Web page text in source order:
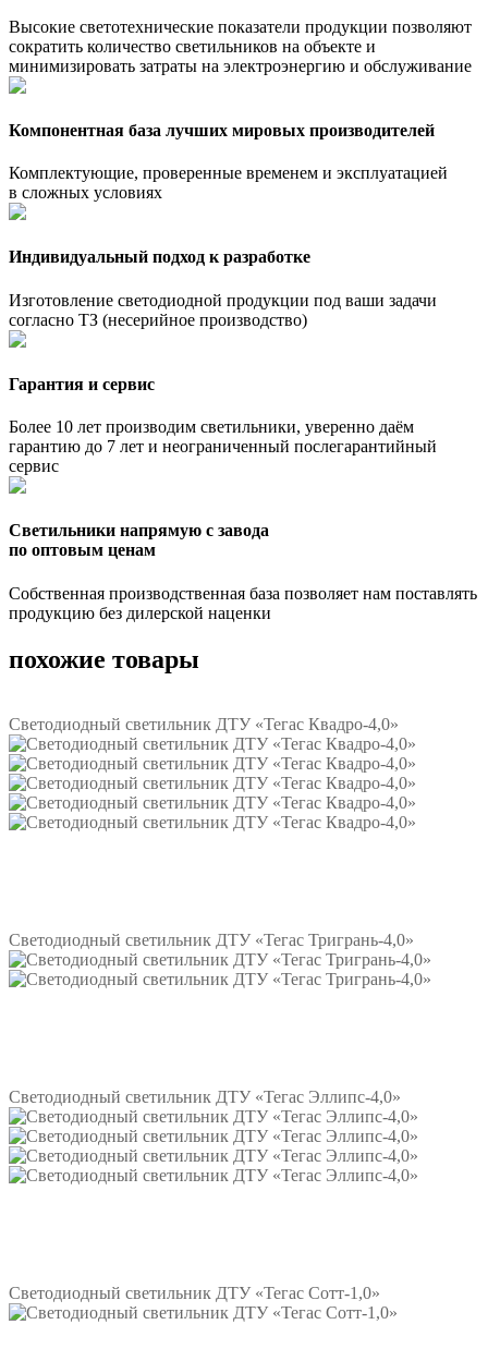
Высокие светотехнические показатели продукции позволяют
сократить количество светильников на объекте и
минимизировать затраты на электроэнергию и обслуживание
Компонентная база лучших мировых производителей
Комплектующие, проверенные временем и эксплуатацией
в сложных условиях
Индивидуальный подход к разработке
Изготовление светодиодной продукции под ваши задачи
согласно ТЗ (несерийное производство)
Гарантия и сервис
Более 10 лет производим светильники, уверенно даём
гарантию до 7 лет и неограниченный послегарантийный
сервис
Светильники напрямую с завода
по оптовым ценам
Собственная производственная база позволяет нам поставлять
продукцию без дилерской наценки
похожие товары
Светодиодный светильник ДТУ «Тегас Квадро-4,0»
Светодиодный светильник ДТУ «Тегас Тригрань-4,0»
Светодиодный светильник ДТУ «Тегас Эллипс-4,0»
Светодиодный светильник ДТУ «Тегас Сотт-1,0»